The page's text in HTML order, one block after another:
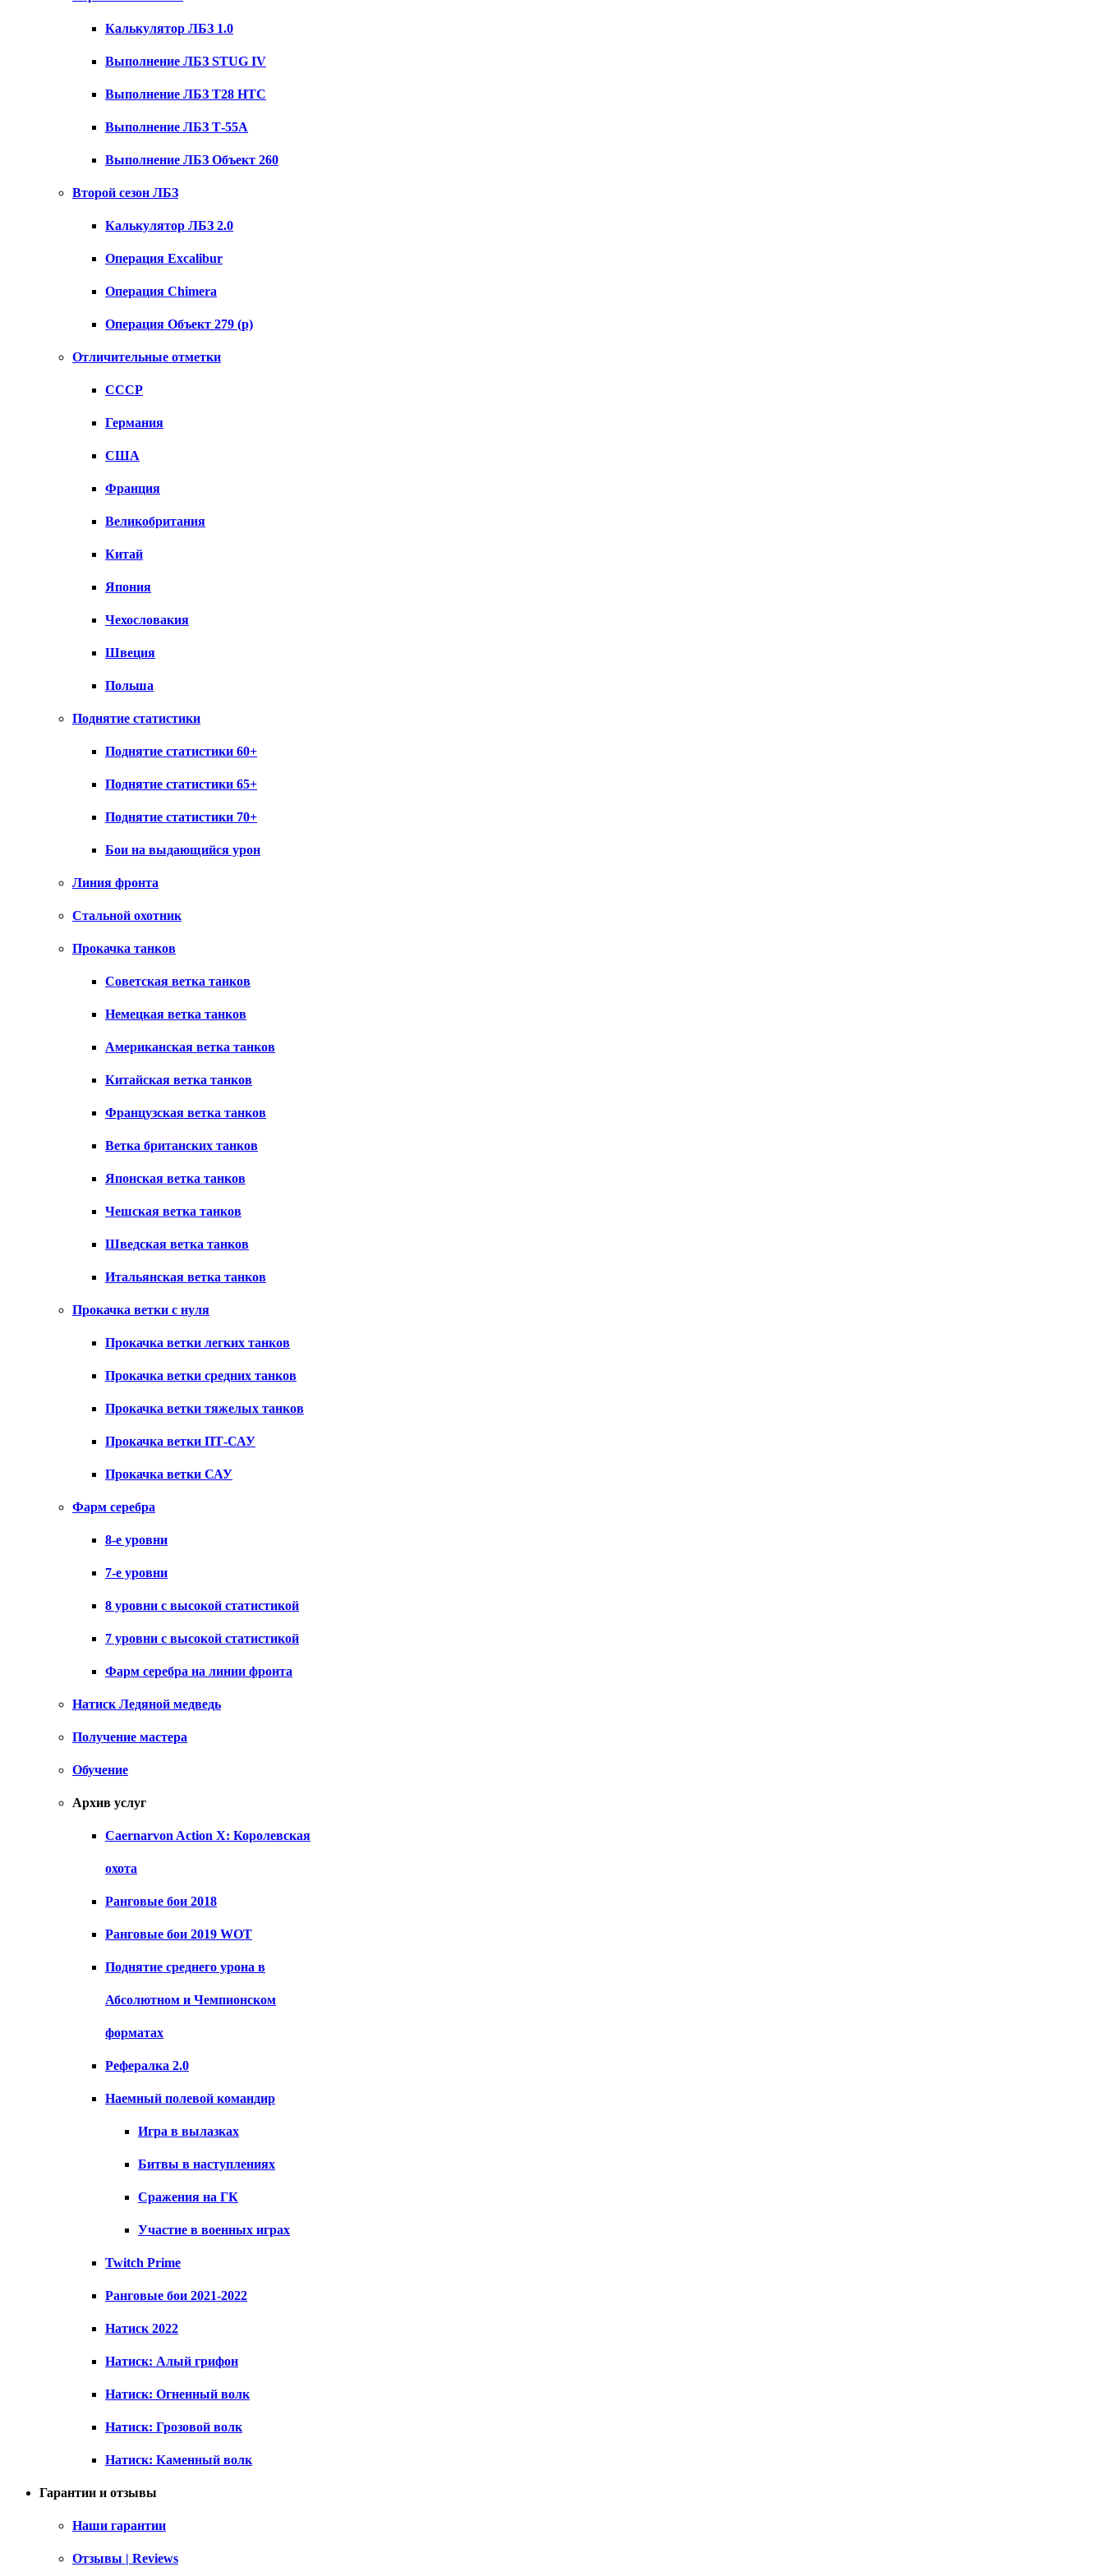
Калькулятор ЛБЗ 1.0
Выполнение ЛБЗ STUG IV
Выполнение ЛБЗ T28 HTC
Выполнение ЛБЗ Т-55А
Выполнение ЛБЗ Объект 260
Второй сезон ЛБЗ
Калькулятор ЛБЗ 2.0
Операция Excalibur
Операция Chimera
Операция Объект 279 (р)
Отличительные отметки
СССР
Германия
США
Франция
Великобритания
Китай
Япония
Чехословакия
Швеция
Польша
Поднятие статистики
Поднятие статистики 60+
Поднятие статистики 65+
Поднятие статистики 70+
Бои на выдающийся урон
Линия фронта
Стальной охотник
Прокачка танков
Советская ветка танков
Немецкая ветка танков
Американская ветка танков
Китайская ветка танков
Французская ветка танков
Ветка британских танков
Японская ветка танков
Чешская ветка танков
Шведская ветка танков
Итальянская ветка танков
Прокачка ветки с нуля
Прокачка ветки легких танков
Прокачка ветки средних танков
Прокачка ветки тяжелых танков
Прокачка ветки ПТ-САУ
Прокачка ветки САУ
Фарм серебра
8-е уровни
7-е уровни
8 уровни с высокой статистикой
7 уровни с высокой статистикой
Фарм серебра на линии фронта
Натиск Ледяной медведь
Получение мастера
Обучение
Архив услуг
Caernarvon Action X: Королевская
охота
Ранговые бои 2018
Ранговые бои 2019 WOT
Поднятие среднего урона в
Абсолютном и Чемпионском
форматах
Рефералка 2.0
Наемный полевой командир
Игра в вылазках
Битвы в наступлениях
Сражения на ГК
Участие в военных играх
Twitch Prime
Ранговые бои 2021-2022
Натиск 2022
Натиск: Алый грифон
Натиск: Огненный волк
Натиск: Грозовой волк
Натиск: Каменный волк
Гарантии и отзывы
Наши гарантии
Отзывы | Reviews